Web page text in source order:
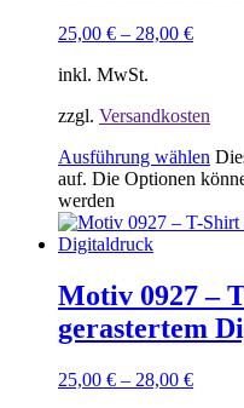
25,00 € – 28,00 €
inkl. MwSt.
zzgl. Versandkosten
Ausführung wählen
auf. Die Optionen
werden
Motiv 0927 –
gerastertem
25,00 € – 28,00 €